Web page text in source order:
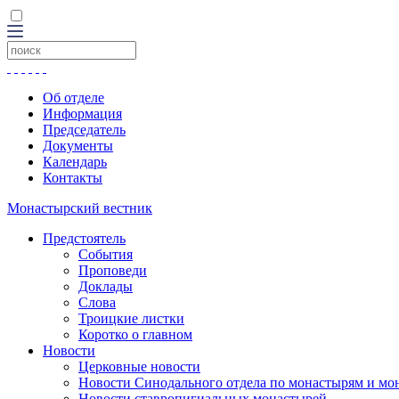
Об отделе
Информация
Председатель
Документы
Календарь
Контакты
Монастырский вестник
Предстоятель
События
Проповеди
Доклады
Слова
Троицкие листки
Коротко о главном
Новости
Церковные новости
Новости Синодального отдела по монастырям и